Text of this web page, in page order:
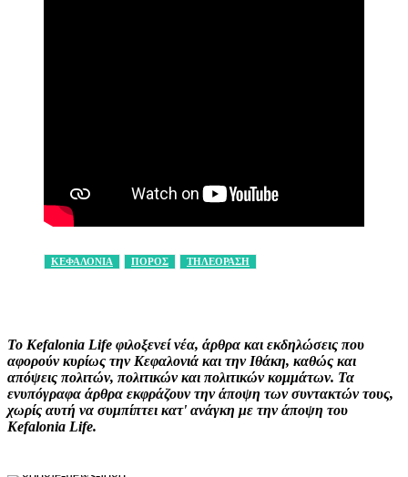
ΚΕΦΑΛΟΝΙΑ ΠΟΡΟΣ ΤΗΛΕΟΡΑΣΗ
Το Kefalonia Life φιλοξενεί νέα, άρθρα και εκδηλώσεις που
αφορούν κυρίως την Κεφαλονιά και την Ιθάκη, καθώς και
απόψεις πολιτών, πολιτικών και πολιτικών κομμάτων. Τα
ενυπόγραφα άρθρα εκφράζουν την άποψη των συντακτών τους,
χωρίς αυτή να συμπίπτει κατ' ανάγκη με την άποψη του
Kefalonia Life.